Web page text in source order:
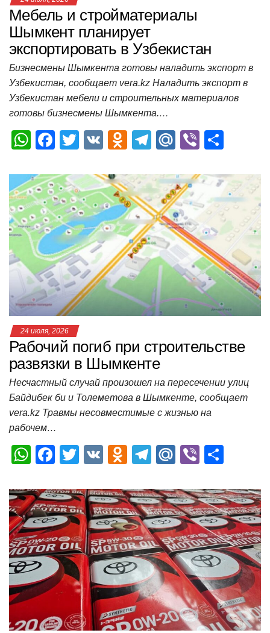
Мебель и стройматериалы
Шымкент планирует
экспортировать в Узбекистан
Бизнесмены Шымкента готовы наладить экспорт в
Узбекистан, сообщает vera.kz Наладить экспорт в
Узбекистан мебели и строительных материалов
готовы бизнесмены Шымкента.…
W
at
s
A
p
p
F
c
e
b
o
o
k
T
tt
er
V
O
n
o
kl
a
ss
ni
ki
T
e
gr
a
m
M
.R
u
Vi
er п
р
а
в
и
т
ь
24 июля, 2026
Рабочий погиб при строительстве
развязки в Шымкенте
Несчастный случай произошел на пересечении улиц
Байдибек би и Толеметова в Шымкенте, сообщает
vera.kz Травмы несовместимые с жизнью на
рабочем…
W
at
s
A
p
p
F
c
e
b
o
o
k
T
tt
er
V
O
n
o
kl
a
ss
ni
ki
T
e
gr
a
m
M
.R
u
Vi
er п
р
а
в
и
т
ь